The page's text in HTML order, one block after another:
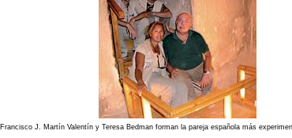
Francisco J. Martín Valentín y Teresa Bedman forman la pareja española más